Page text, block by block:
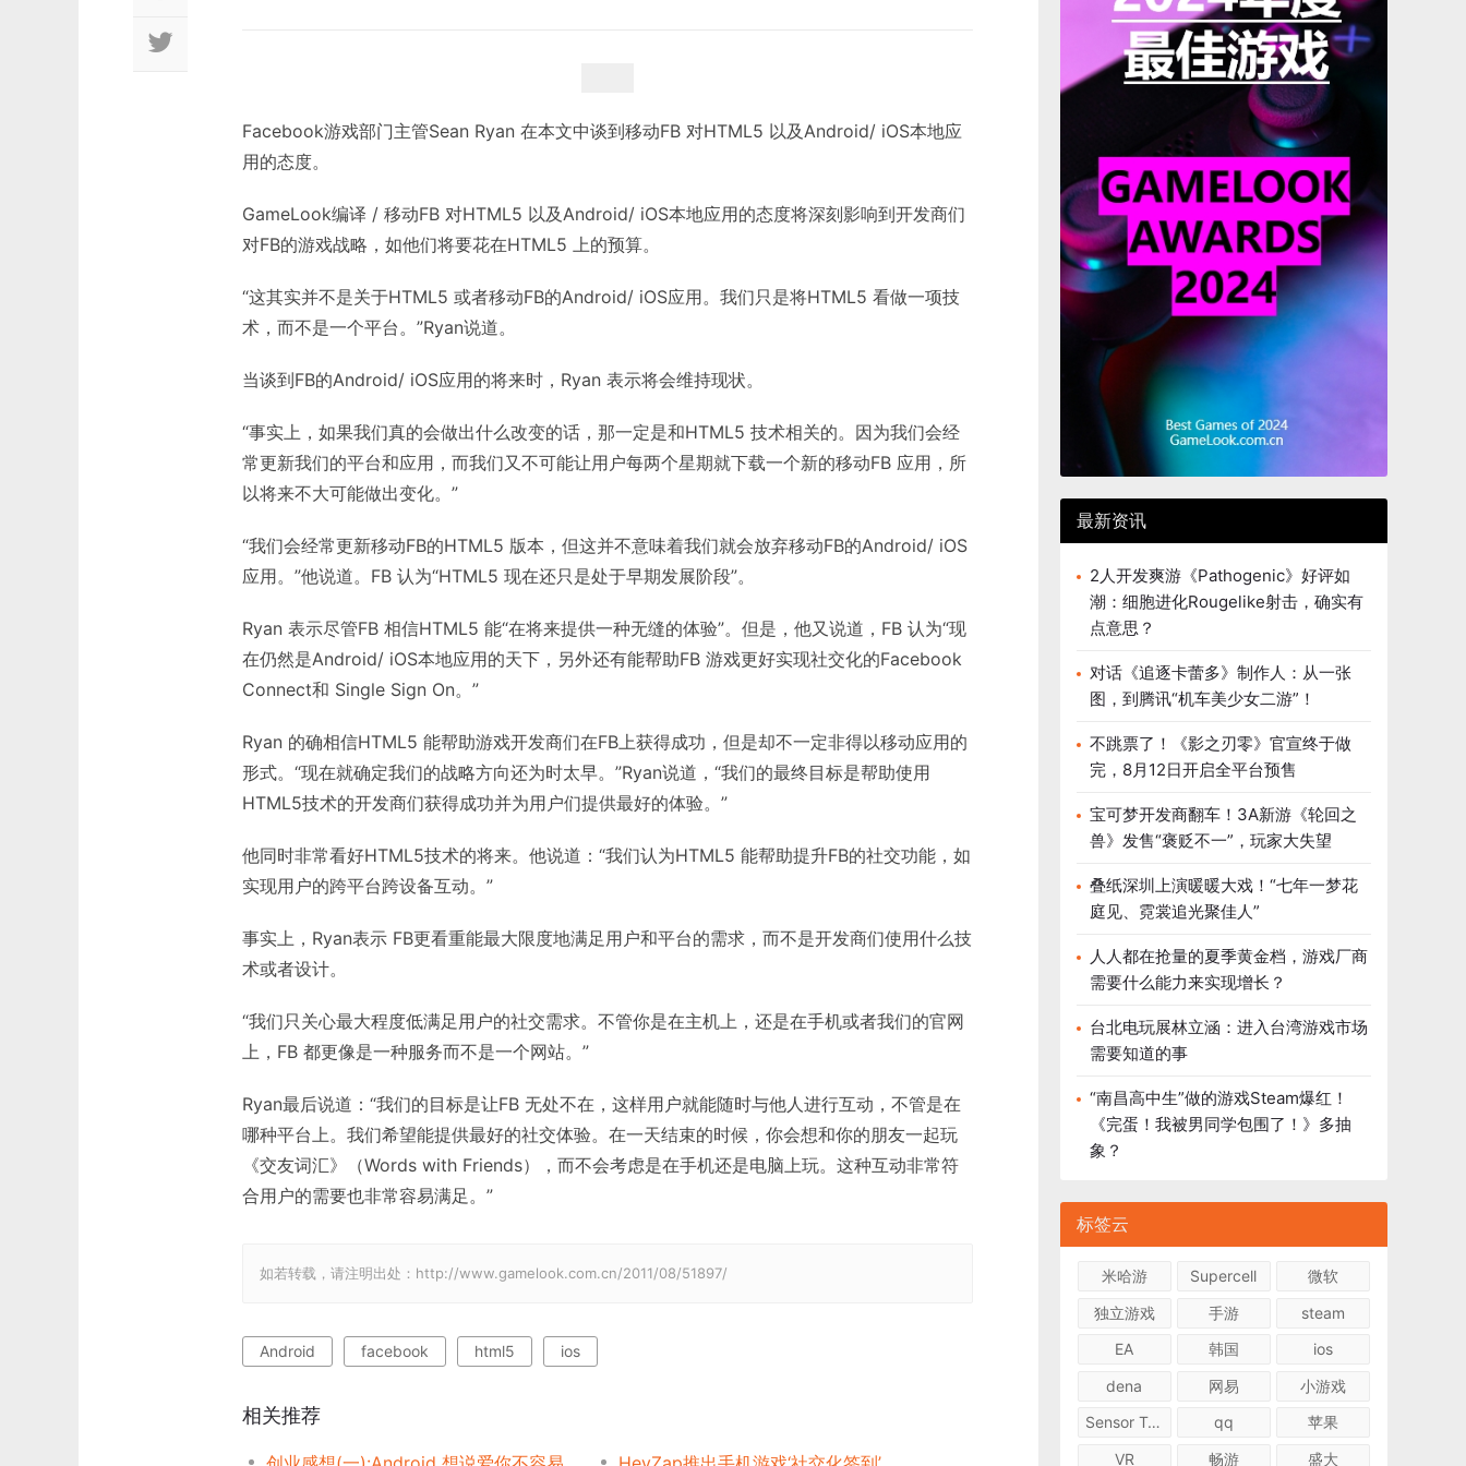
Facebook游戏部门主管Sean Ryan 在本文中谈到移动FB 对HTML5 以及Android/ iOS本地应
用的态度。
GameLook编译 / 移动FB 对HTML5 以及Android/ iOS本地应用的态度将深刻影响到开发商们
对FB的游戏战略，如他们将要花在HTML5 上的预算。
“这其实并不是关于HTML5 或者移动FB的Android/ iOS应用。我们只是将HTML5 看做一项技
术，而不是一个平台。”Ryan说道。
当谈到FB的Android/ iOS应用的将来时，Ryan 表示将会维持现状。
“事实上，如果我们真的会做出什么改变的话，那一定是和HTML5 技术相关的。因为我们会经
常更新我们的平台和应用，而我们又不可能让用户每两个星期就下载一个新的移动FB 应用，所
以将来不大可能做出变化。”
“我们会经常更新移动FB的HTML5 版本，但这并不意味着我们就会放弃移动FB的Android/ iOS
应用。”他说道。FB 认为“HTML5 现在还只是处于早期发展阶段”。
Ryan 表示尽管FB 相信HTML5 能“在将来提供一种无缝的体验”。但是，他又说道，FB 认为“现
在仍然是Android/ iOS本地应用的天下，另外还有能帮助FB 游戏更好实现社交化的Facebook
Connect和 Single Sign On。”
Ryan 的确相信HTML5 能帮助游戏开发商们在FB上获得成功，但是却不一定非得以移动应用的
形式。“现在就确定我们的战略方向还为时太早。”Ryan说道，“我们的最终目标是帮助使用
HTML5技术的开发商们获得成功并为用户们提供最好的体验。”
他同时非常看好HTML5技术的将来。他说道：“我们认为HTML5 能帮助提升FB的社交功能，如
实现用户的跨平台跨设备互动。”
事实上，Ryan表示 FB更看重能最大限度地满足用户和平台的需求，而不是开发商们使用什么技
术或者设计。
“我们只关心最大程度低满足用户的社交需求。不管你是在主机上，还是在手机或者我们的官网
上，FB 都更像是一种服务而不是一个网站。”
Ryan最后说道：“我们的目标是让FB 无处不在，这样用户就能随时与他人进行互动，不管是在
哪种平台上。我们希望能提供最好的社交体验。在一天结束的时候，你会想和你的朋友一起玩
《交友词汇》（Words with Friends），而不会考虑是在手机还是电脑上玩。这种互动非常符
合用户的需要也非常容易满足。”
如若转载，请注明出处：http://www.gamelook.com.cn/2011/08/51897/
Android facebook html5 ios
相关推荐
最新资讯
2人开发爽游《Pathogenic》好评如
潮：细胞进化Rougelike射击，确实有
点意思？
对话《追逐卡蕾多》制作人：从一张
图，到腾讯“机车美少女二游”！
不跳票了！《影之刃零》官宣终于做
完，8月12日开启全平台预售
宝可梦开发商翻车！3A新游《轮回之
兽》发售“褒贬不一”，玩家大失望
叠纸深圳上演暖暖大戏！“七年一梦花
庭见、霓裳追光聚佳人”
人人都在抢量的夏季黄金档，游戏厂商
需要什么能力来实现增长？
台北电玩展林立涵：进入台湾游戏市场
需要知道的事
“南昌高中生”做的游戏Steam爆红！
《完蛋！我被男同学包围了！》多抽
象？
标签云
米哈游 Supercell
微软
独立游戏
手游
steam
EA
韩国
ios
dena
网易
小游戏
Sensor Tower
qq
苹果
VR
畅游 盛大